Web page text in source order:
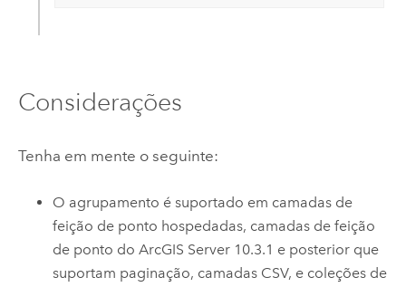
Considerações
Tenha em mente o seguinte:
O agrupamento é suportado em camadas de
feição de ponto hospedadas, camadas de feição
de ponto doArcGIS Server 10.3.1 e posterior que
suportam paginação, camadas CSV, e coleções de